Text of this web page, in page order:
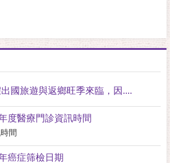
國旅遊與返鄉旺季來臨，因....
度醫療門診資訊時間
間
癌症筛檢日期